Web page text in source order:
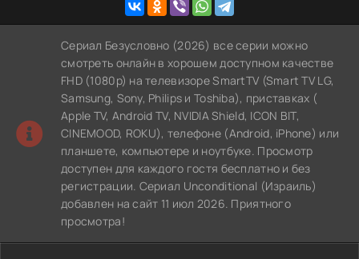
Сериал Безусловно (2026) все серии можно
смотреть онлайн в хорошем доступном качестве
FHD (1080p) на телевизоре SmartTV (Smart TV LG,
Samsung, Sony, Philips и Toshiba), приставках (
Apple TV, Android TV, NVIDIA Shield, ICON BIT,
CINEMOOD, ROKU), телефоне (Android, iPhone) или
планшете, компьютере и ноутбуке. Просмотр
доступен для каждого гостя бесплатно и без
регистрации. Сериал Unconditional (Израиль)
добавлен на сайт 11 июл 2026. Приятного
просмотра!